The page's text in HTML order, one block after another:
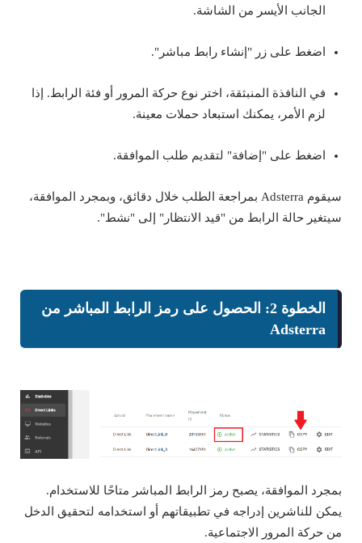
الجانب الأيسر من الشاشة.
اضغط على زر "إنشاء رابط مباشر".
في النافذة المنبثقة، اختر نوع حركة المرور أو فئة الرابط. إذا
لزم الأمر، يمكنك استبعاد حملات معينة.
اضغط على "إضافة" لتقديم طلب الموافقة.
سيقوم Adsterra بمراجعة الطلب خلال دقائق، وبمجرد الموافقة،
سيتغير حالة الرابط من "قيد الانتظار" إلى "نشط".
الخطوة 2: الحصول على رمز الرابط المباشر من
Adsterra
بمجرد الموافقة، يصبح رمز الرابط المباشر متاحًا للاستخدام.
يمكن للناشرين إدراجه في تطبيقاتهم أو استخدامه لتحقيق الدخل
من حركة المرور الاجتماعية.